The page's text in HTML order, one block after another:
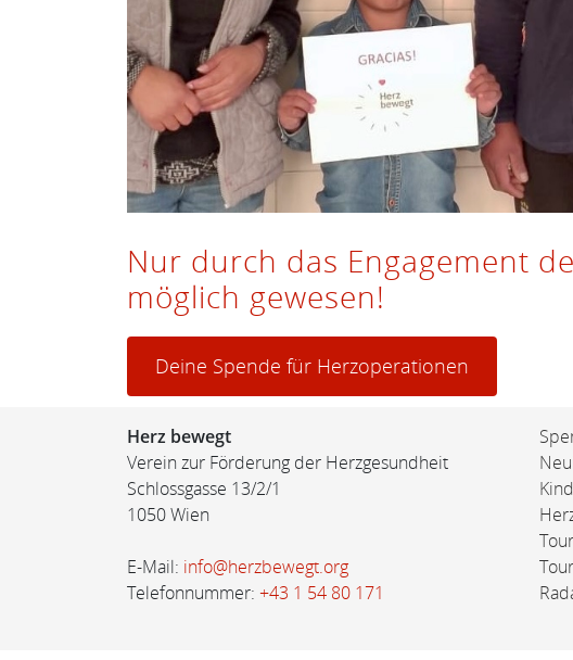
Nur durch das Engagement
möglich gewesen!
Deine Spende für Herzoperationen
Herz bewegt
Verein zur Förderung der Herzgesundheit
Schlossgasse 13/2/1
1050 Wien
E-Mail: info@herzbewegt.org
Telefonnummer: +43 1 54 80 171